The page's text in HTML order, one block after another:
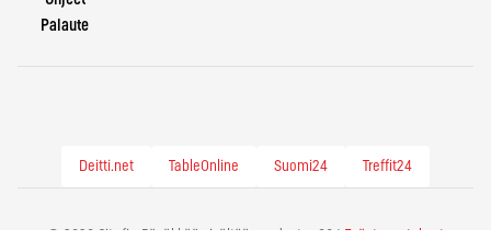
Palaute
Deitti.net TableOnline Suomi24 Treffit24